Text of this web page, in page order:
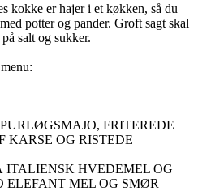
kokke er hajer i et køkken, så du
potter og pander. Groft sagt skal
salt og sukker.
FRITEREDE
KARSE OG RISTEDE
HVEDEMEL OG
MEL OG SMØR